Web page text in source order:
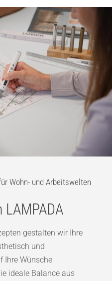
Wohn- und Arbeitswelten
gestalten wir Ihre
und
Ihre Wünsche
ideale Balance aus